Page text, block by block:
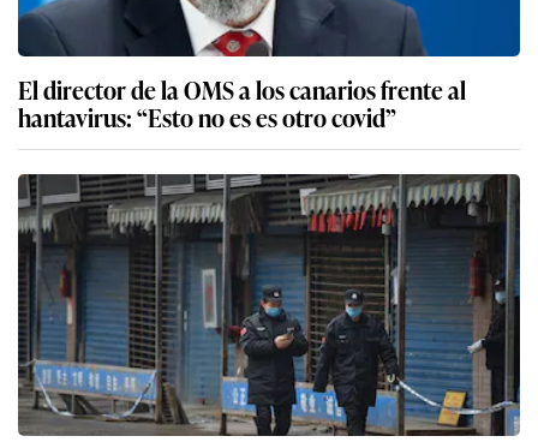
El director de la OMS a los canarios frente al
hantavirus: “Esto no es es otro covid”